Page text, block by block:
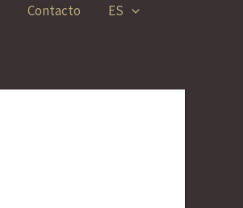
Contacto ES